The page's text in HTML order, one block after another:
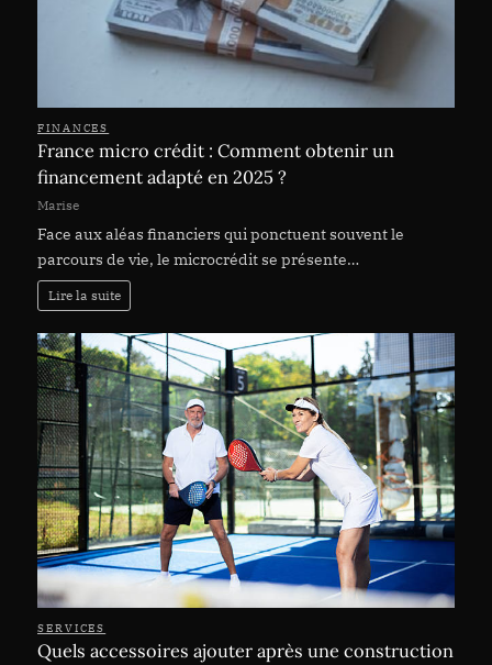
FINANCES
France micro crédit : Comment obtenir un
financement adapté en 2025 ?
Marise
Face aux aléas financiers qui ponctuent souvent le
parcours de vie, le microcrédit se présente…
Lire la suite
SERVICES
Quels accessoires ajouter après une construction